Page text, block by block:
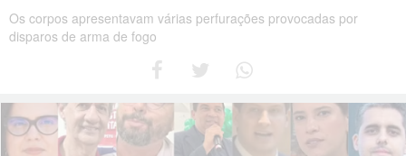
Os corpos apresentavam várias perfurações provocadas por
disparos de arma de fogo